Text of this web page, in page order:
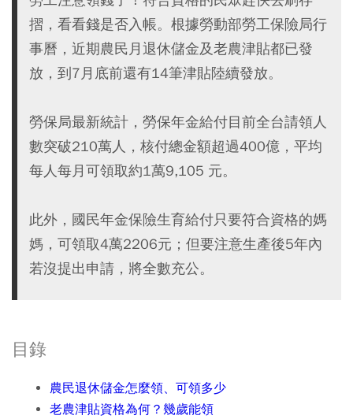
摺，看看錢是否入帳。根據勞動部勞工保險局行
事曆，近期農民月退休儲金及老農津貼都已發
放，到7月底前還有14筆津貼陸續發放。
勞保局最新統計，勞保年金給付目前全台請領人
數突破210萬人，核付總金額超過400億，平均
每人每月可領取約1萬9,105 元。
此外，國民年金保險生育給付只要符合資格的媽
媽，可領取4萬2206元；但要注意生產後5年內
若沒提出申請，將全數充公。
目錄
農民退休儲金怎麼領、可領多少
老農津貼資格為何？幾歲能領